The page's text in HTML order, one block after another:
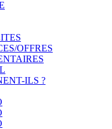
OFFRES
ILS ?